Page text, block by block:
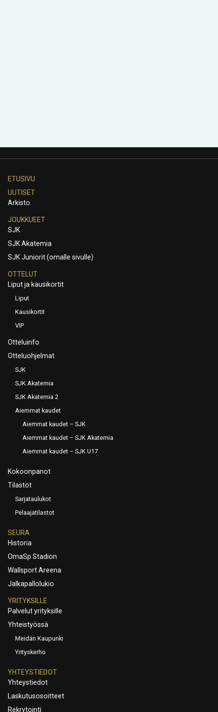
ETUSIVU
UUTISET
Arkisto
JOUKKUEET
SJK
SJK Akatemia
SJK Juniorit (omalle sivulle)
OTTELUT
Liput ja kausikortit
Liput
Kausikortit
VIP
Otteluinfo
Otteluohjelmat
SJK
SJK Akatemia
SJK Akatemia 2
Aiemmat kaudet
Aiemmat kaudet – SJK
Aiemmat kaudet – SJK Akatemia
Aiemmat kaudet – SJK U17
Kokoonpanot
Tilastot
Sarjataulukot
Pelaajatilastot
SEURA
Historia
OmaSp Stadion
Wallsport Areena
Jalkapallolukio
YRITYKSILLE
Palvelut yrityksille
Yhteistyössä
Meidän Kaupunki
Yrityskerho
YHTEYSTIEDOT
Yhteystiedot
Laskutusosoitteet
Rekrytointi